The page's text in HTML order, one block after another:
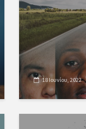
18 Ιουνίου, 2022